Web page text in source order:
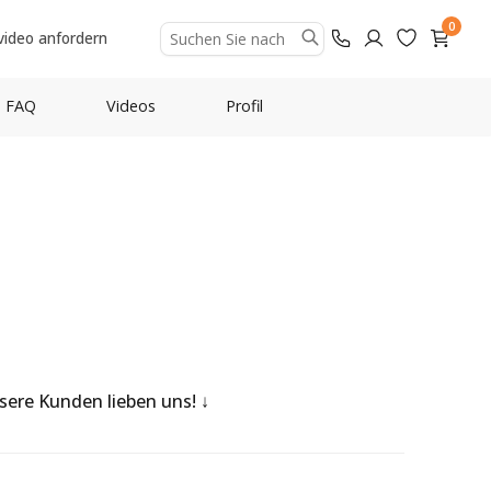
anfordern
0
FAQ Videos Profil
Kunden lieben uns!